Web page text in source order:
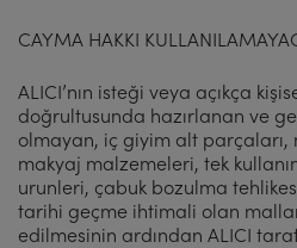
CAYMA HAKKI
ALICI’nın isteği veya açıkça
doğrultusunda hazırlanan ve
olmayan, iç giyim alt parçaları,
makyaj malzemeleri, tek
urunleri, çabuk bozulma
tarihi geçme ihtimali olan
edilmesinin ardından ALICI